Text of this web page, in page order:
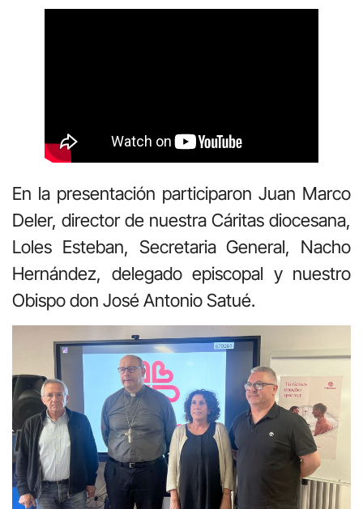
En la presentación participaron Juan Marco
Deler, director de nuestra Cáritas diocesana,
Loles Esteban, Secretaria General, Nacho
Hernández, delegado episcopal y nuestro
Obispo don José Antonio Satué.